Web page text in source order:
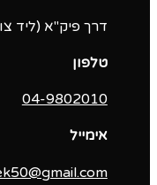
דרך פיק"א (ליד
טלפון
04-9802010‬
אימייל